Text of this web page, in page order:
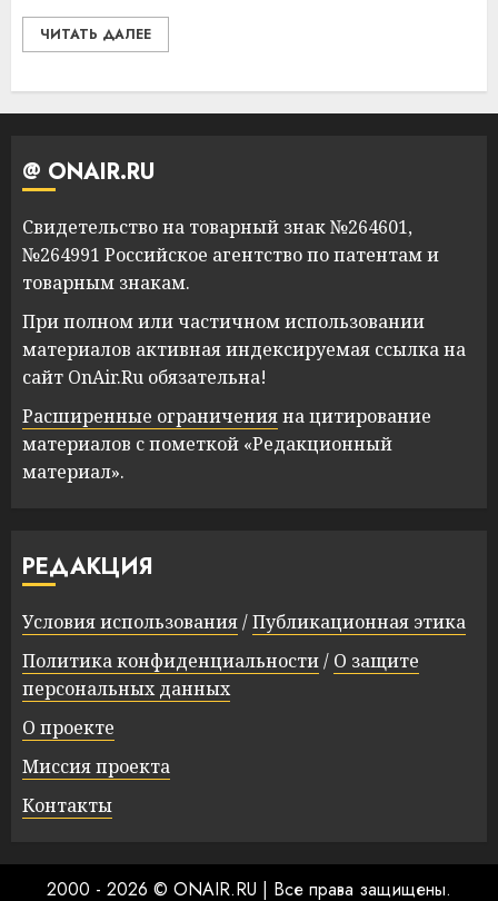
ЧИТАТЬ ДАЛЕЕ
@ ONAIR.RU
Свидетельство на товарный знак №264601,
№264991 Российское агентство по патентам и
товарным знакам.
При полном или частичном использовании
материалов активная индексируемая ссылка на
сайт OnAir.Ru обязательна!
Расширенные ограниченияна цитирование
материалов с пометкой «Редакционный
материал».
РЕДАКЦИЯ
Условия использования/Публикационная этика
Политика конфиденциальности/ О защите
персональных данных
О проекте
Миссия проекта
Контакты
2000 - 2026 © ONAIR.RU | Все права защищены.